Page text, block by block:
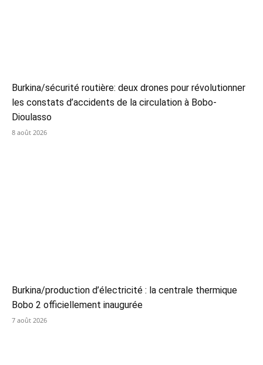
Burkina/sécurité routière: deux drones pour révolutionner
les constats d’accidents de la circulation à Bobo-
Dioulasso
8 août 2026
Burkina/production d’électricité : la centrale thermique
Bobo 2 officiellement inaugurée
7 août 2026